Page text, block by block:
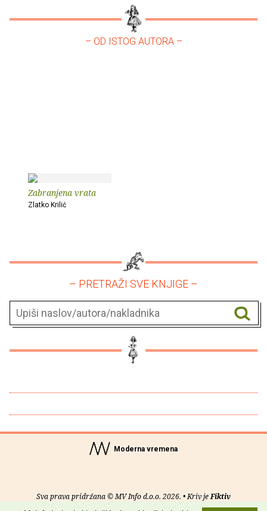
– OD ISTOG AUTORA –
Zabranjena vrata
Zlatko Krilić
– PRETRAŽI SVE KNJIGE –
Moderna vremena
Sva prava pridržana © MV Info d.o.o. 2026. • Kriv jeFiktiv